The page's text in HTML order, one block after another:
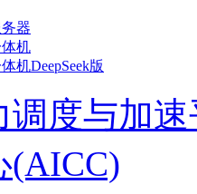
器
机
机DeepSeek版
调度与加
(AICC)